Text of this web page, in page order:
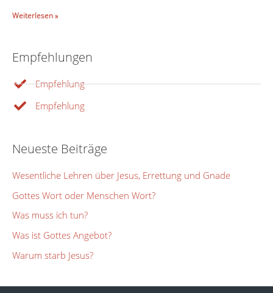
Weiterlesen »
Empfehlungen
Empfehlung
Empfehlung
Neueste Beiträge
Wesentliche Lehren über Jesus, Errettung und Gnade
Gottes Wort oder Menschen Wort?
Was muss ich tun?
Was ist Gottes Angebot?
Warum starb Jesus?